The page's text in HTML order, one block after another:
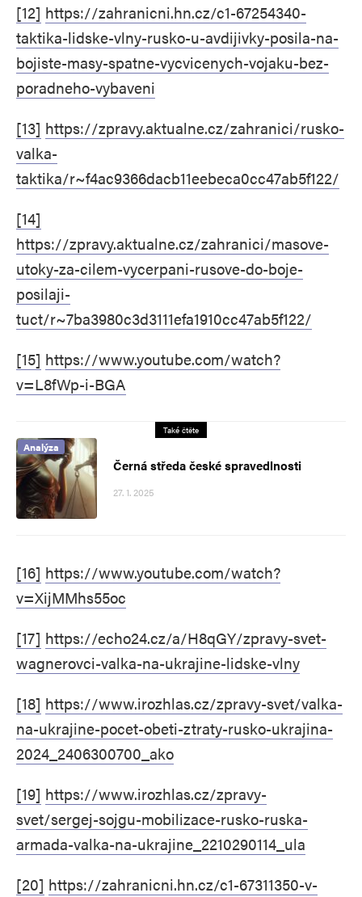
[12] https://zahranicni.hn.cz/c1-67254340-
taktika-lidske-vlny-rusko-u-avdijivky-posila-na-
bojiste-masy-spatne-vycvicenych-vojaku-bez-
poradneho-vybaveni
[13] https://zpravy.aktualne.cz/zahranici/rusko-
valka-
taktika/r~f4ac9366dacb11eebeca0cc47ab5f122/
[14]
https://zpravy.aktualne.cz/zahranici/masove-
utoky-za-cilem-vycerpani-rusove-do-boje-
posilaji-
tuct/r~7ba3980c3d3111efa1910cc47ab5f122/
[15] https://www.youtube.com/watch?
v=L8fWp-i-BGA
Také čtěte
Analýza
Černá středa české spravedlnosti
27. 1. 2025
[16] https://www.youtube.com/watch?
v=XijMMhs55oc
[17] https://echo24.cz/a/H8qGY/zpravy-svet-
wagnerovci-valka-na-ukrajine-lidske-vlny
[18] https://www.irozhlas.cz/zpravy-svet/valka-
na-ukrajine-pocet-obeti-ztraty-rusko-ukrajina-
2024_2406300700_ako
[19] https://www.irozhlas.cz/zpravy-
svet/sergej-sojgu-mobilizace-rusko-ruska-
armada-valka-na-ukrajine_2210290114_ula
[20] https://zahranicni.hn.cz/c1-67311350-v-